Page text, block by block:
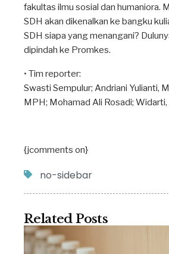
fakultas ilmu sosial dan humaniora.
SDH akan dikenalkan ke bangku
SDH siapa yang menangani?
dipindah ke Promkes.
• Tim reporter:
Swasti Sempulur; Andriani Yulianti,
MPH; Mohamad Ali Rosadi; Widarti,
{jcomments on}
no-sidebar
Related Posts